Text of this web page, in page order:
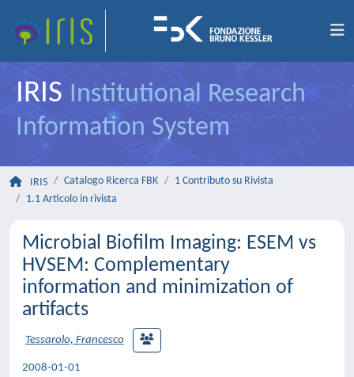
IRIS Institutional Research
Information System
IRIS Catalogo Ricerca FBK
1 Contributo su Rivista
1.1 Articolo in rivista
Microbial Biofilm Imaging: ESEM vs
HVSEM: Complementary
information and minimization of
artifacts
Tessarolo, Francesco
2008-01-01